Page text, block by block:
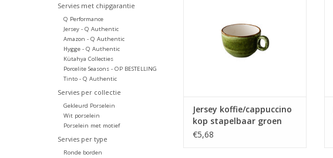
Servies met chipgarantie
Q Performance
Jersey - Q Authentic
Amazon - Q Authentic
Hygge - Q Authentic
Kütahya Collecties
Porcelite Seasons - OP BESTELLING
Tinto - Q Authentic
Servies per collectie
Gekleurd Porselein
Wit porselein
Porselein met motief
Servies per type
Ronde borden
Jersey koffie/cappuccino
kop stapelbaar groen
200ml
€5,68